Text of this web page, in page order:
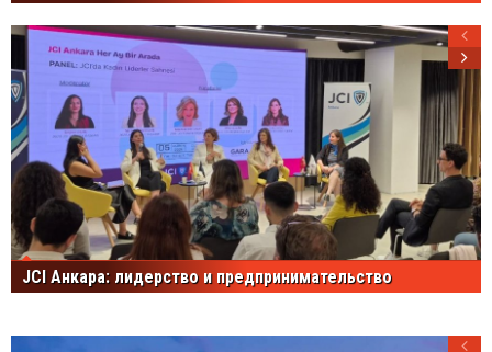
JCI Анкара: лидерство и предпринимательство